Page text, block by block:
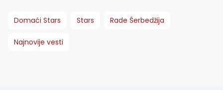
Domaći Stars Stars Rade Šerbedžija
Najnovije vesti